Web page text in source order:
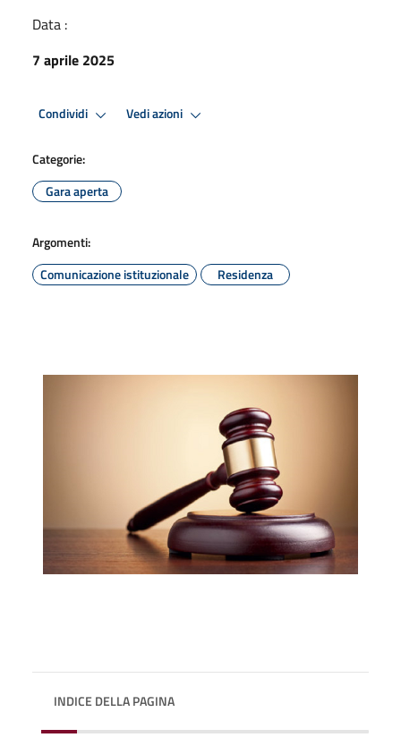
Data :
7 aprile 2025
Condividi Vedi azioni
Categorie:
Gara aperta
Argomenti:
Comunicazione istituzionale
Residenza
INDICE DELLA PAGINA